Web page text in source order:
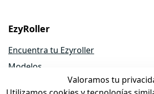
EzyRoller
Encuentra tu Ezyroller
Modelos
EzyRoller OriginalsValoramos tu